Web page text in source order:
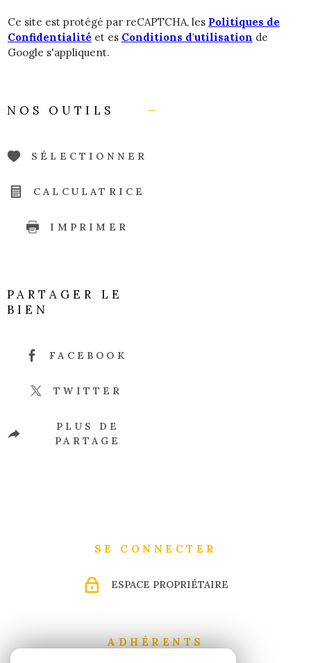
Ce site est protégé par reCAPTCHA, les Politiques de
Confidentialité et es Conditions d'utilisation de
Google s'appliquent.
NOS OUTILS
SÉLECTIONNER
CALCULATRICE
IMPRIMER
PARTAGER LE
BIEN
FACEBOOK
TWITTER
PLUS DE
PARTAGE
SE CONNECTER
ESPACE PROPRIÉTAIRE
ADHÉRENTS